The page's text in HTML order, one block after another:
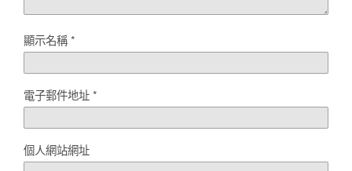
顯示名稱*
電子郵件地址*
個人網站網址